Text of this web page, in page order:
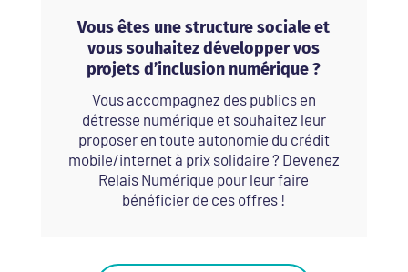
Vous êtes une structure sociale et
vous souhaitez développer vos
projets d’inclusion numérique ?
Vous accompagnez des publics en
détresse numérique et souhaitez leur
proposer en toute autonomie du crédit
mobile/internet à prix solidaire ? Devenez
Relais Numérique pour leur faire
bénéficier de ces offres !